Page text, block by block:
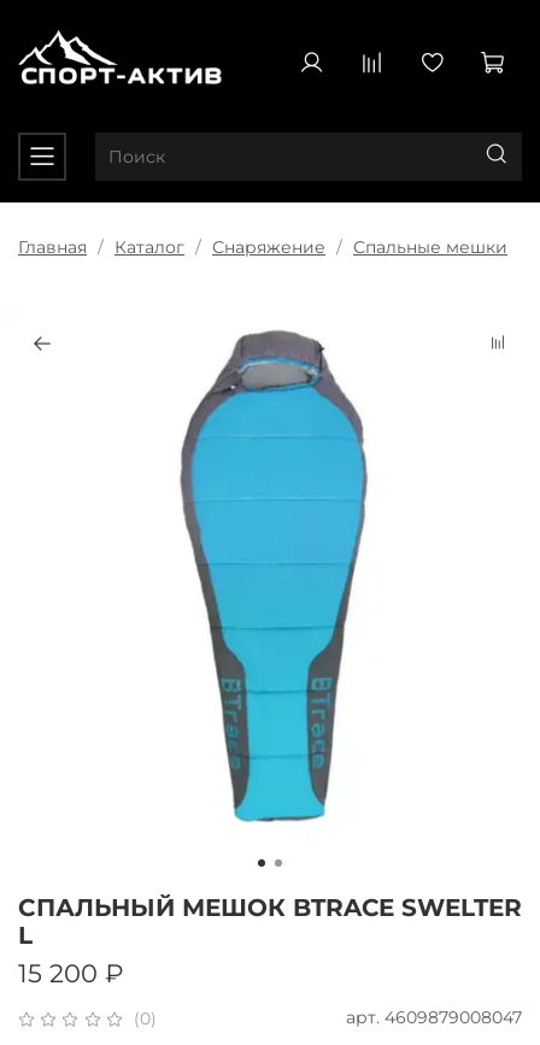
Главная Каталог Снаряжение Спальные мешки
(0) арт. 4609879008047
СПАЛЬНЫЙ МЕШОК BTRACE SWELTER
L
15 200 ₽